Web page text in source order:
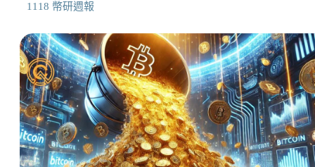
1118 幣研週報